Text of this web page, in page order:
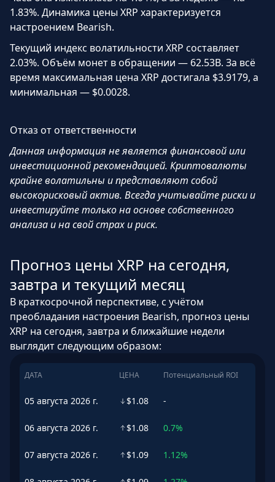
1.83%. Динамика цены XRP характеризуется
настроением Bearish.
Текущий индекс волатильности XRP составляет
2.03%. Объём монет в обращении — 62.53B. За всё
время максимальная цена XRP достигала $3.9179, а
минимальная — $0.0028.
Отказ от ответственности
Данная информация не является финансовой или
инвестиционной рекомендацией. Криптовалюты
крайне волатильны и представляют собой
высокорисковый актив. Всегда учитывайте риски и
инвестируйте только на основе собственного
анализа и на свой страх и риск.
Прогноз цены XRP на сегодня,
завтра и текущий месяц
В краткосрочной перспективе, с учётом
преобладания настроения Bearish, прогноз цены
XRP на сегодня, завтра и ближайшие недели
выглядит следующим образом:
ДАТА ЦЕНА Потенциальный ROI
05 августа 2026 г. $1.08 -
06 августа 2026 г. $1.08 0.7%
07 августа 2026 г. $1.09 1.12%